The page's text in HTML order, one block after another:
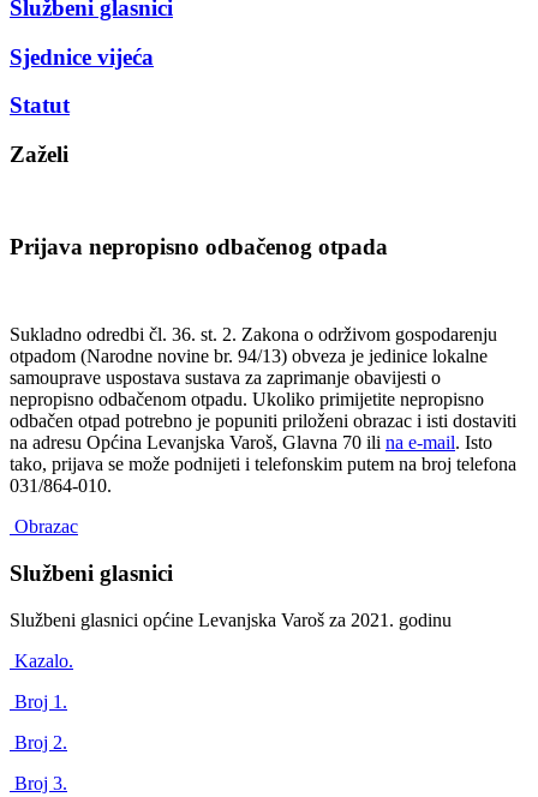
Službeni glasnici
Sjednice vijeća
Statut
Zaželi
Prijava nepropisno odbačenog otpada
Sukladno odredbi čl. 36. st. 2. Zakona o održivom gospodarenju
otpadom (Narodne novine br. 94/13) obveza je jedinice lokalne
samouprave uspostava sustava za zaprimanje obavijesti o
nepropisno odbačenom otpadu. Ukoliko primijetite nepropisno
odbačen otpad potrebno je popuniti priloženi obrazac i isti dostaviti
na adresu Općina Levanjska Varoš, Glavna 70 ili na e-mail. Isto
tako, prijava se može podnijeti i telefonskim putem na broj telefona
031/864-010.
Obrazac
Službeni glasnici
Službeni glasnici općine Levanjska Varoš za 2021. godinu
Kazalo.
Broj 1.
Broj 2.
Broj 3.